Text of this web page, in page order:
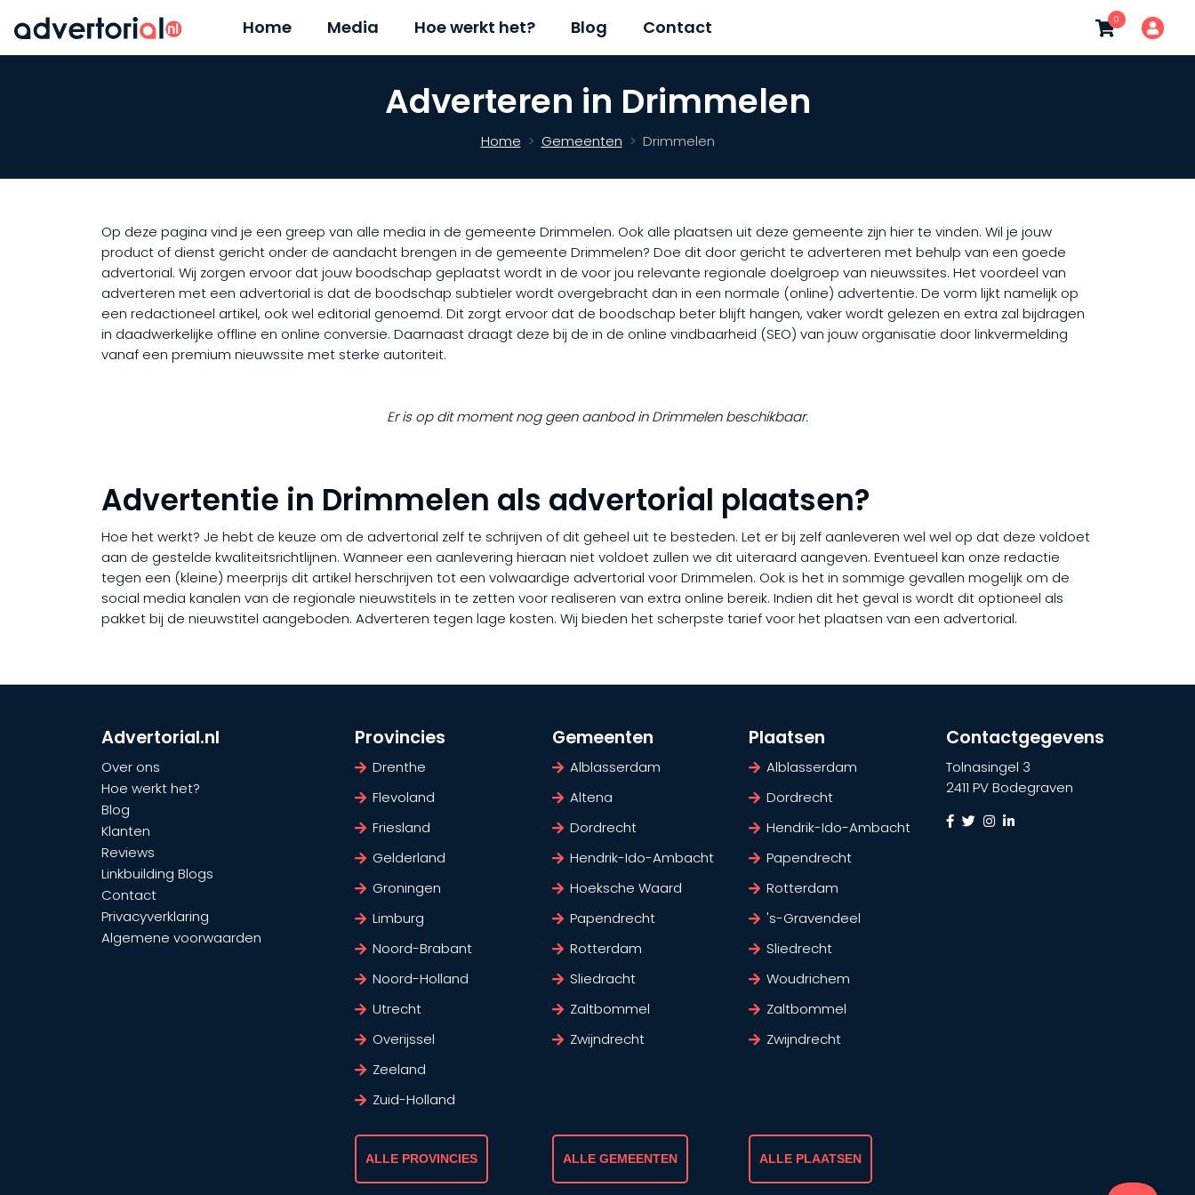
Home Media Hoe werkt het? Blog Contact 0
Adverteren in Drimmelen
Home Gemeenten Drimmelen
Op deze pagina vind je een greep van alle media in de gemeente Drimmelen. Ook alle plaatsen uit deze gemeente zijn hier te vinden. Wil je jouw
product of dienst gericht onder de aandacht brengen in de gemeente Drimmelen? Doe dit door gericht te adverteren met behulp van een goede
advertorial. Wij zorgen ervoor dat jouw boodschap geplaatst wordt in de voor jou relevante regionale doelgroep van nieuwssites. Het voordeel van
adverteren met een advertorial is dat de boodschap subtieler wordt overgebracht dan in een normale (online) advertentie. De vorm lijkt namelijk op
een redactioneel artikel, ook wel editorial genoemd. Dit zorgt ervoor dat de boodschap beter blijft hangen, vaker wordt gelezen en extra zal bijdragen
in daadwerkelijke offline en online conversie. Daarnaast draagt deze bij de in de online vindbaarheid (SEO) van jouw organisatie door linkvermelding
vanaf een premium nieuwssite met sterke autoriteit.​
Er is op dit moment nog geen aanbod in Drimmelen beschikbaar.
Advertentie in Drimmelen als advertorial plaatsen?
Hoe het werkt? Je hebt de keuze om de advertorial zelf te schrijven of dit geheel uit te besteden. Let er bij zelf aanleveren wel wel op dat deze voldoet
aan de gestelde kwaliteitsrichtlijnen. Wanneer een aanlevering hieraan niet voldoet zullen we dit uiteraard aangeven. Eventueel kan onze redactie
tegen een (kleine) meerprijs dit artikel herschrijven tot een volwaardige advertorial voor Drimmelen. Ook is het in sommige gevallen mogelijk om de
social media kanalen van de regionale nieuwstitels in te zetten voor realiseren van extra online bereik. Indien dit het geval is wordt dit optioneel als
pakket bij de nieuwstitel aangeboden. Adverteren tegen lage kosten. Wij bieden het scherpste tarief voor het plaatsen van een advertorial.
Advertorial.nl
Over ons
Hoe werkt het?
Blog
Klanten
Reviews
Linkbuilding Blogs
Contact
Privacyverklaring
Algemene voorwaarden
Provincies
Drenthe
Flevoland
Friesland
Gelderland
Groningen
Limburg
Noord-Brabant
Noord-Holland
Utrecht
Overijssel
Zeeland
Zuid-Holland
ALLE PROVINCIES
Gemeenten
Alblasserdam
Altena
Dordrecht
Hendrik-Ido-Ambacht
Hoeksche Waard
Papendrecht
Rotterdam
Sliedracht
Zaltbommel
Zwijndrecht
ALLE GEMEENTEN
Plaatsen
Alblasserdam
Dordrecht
Hendrik-Ido-Ambacht
Papendrecht
Rotterdam
's-Gravendeel
Sliedrecht
Woudrichem
Zaltbommel
Zwijndrecht
ALLE PLAATSEN
Contactgegevens
Tolnasingel 3
2411 PV Bodegraven